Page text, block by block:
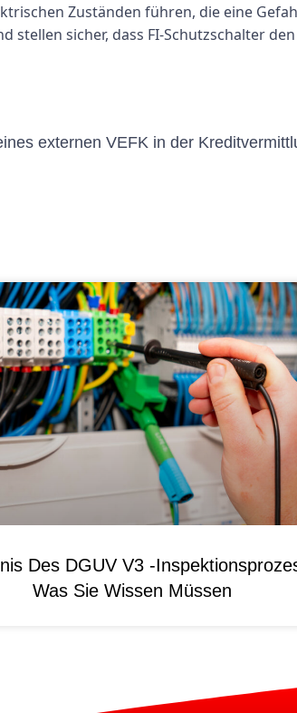
Zuständen führen, die eine
stellen sicher, dass FI-Schutzschalter
Des DGUV V3 -
Was Sie Wissen Müssen